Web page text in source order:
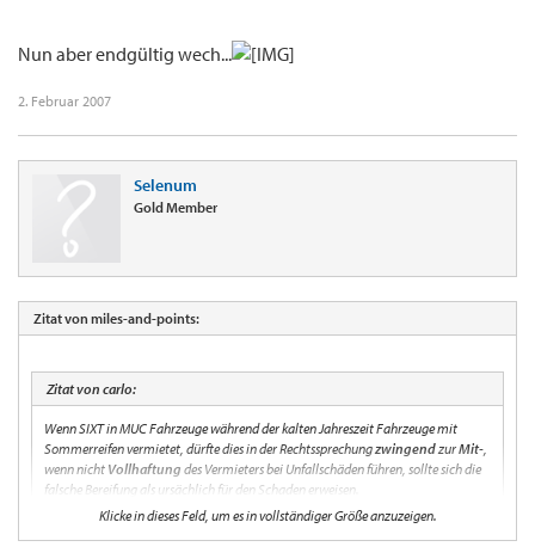
Nun aber endgültig wech...
2. Februar 2007
Selenum
Gold Member
Zitat von miles-and-points:
Zitat von carlo:
Wenn SIXT in MUC Fahrzeuge während der kalten Jahreszeit Fahrzeuge mit
Sommerreifen vermietet, dürfte dies in der RechtssprechungzwingendzurMit-,
wenn nicht Vollhaftung des Vermieters bei Unfallschäden führen, sollte sich die
falsche Bereifung als ursächlich für den Schaden erweisen.
Klicke in dieses Feld, um es in vollständiger Größe anzuzeigen.